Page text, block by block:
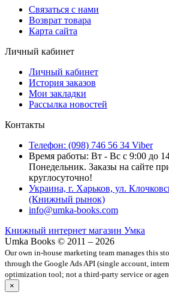
Связаться с нами
Возврат товара
Карта сайта
Личный кабинет
Личный кабинет
История заказов
Мои закладки
Рассылка новостей
Контакты
Телефон: (098) 746 56 34 Viber
Время работы: Вт - Вс с 9:00 до
Понедельник. Заказы на сайте
круглосуточно!
Украина, г. Харьков, ул.
(Книжный рынок)
info@umka-books.com
Книжный интернет магазин Умка
Umka Books © 2011 – 2026
Our own in-house marketing team manages this
through the Google Ads API (single account,
optimization tool; not a third-party service or
×